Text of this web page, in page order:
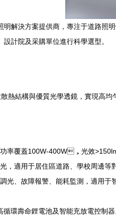
決方案提供商，專注于道路照明
設計院及采購單位進行科學選型。
熱結構與優質光學透鏡，實現
路，功率覆蓋100W-400W，光效
，適用于居住區道路、學校周邊等
、故障報警、能耗監測，適用于智慧
環壽命鋰電池及智能充放電控制器